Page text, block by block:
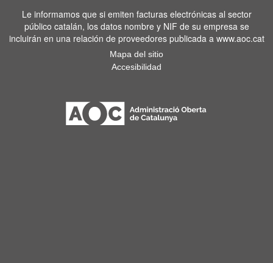
Le informamos que si emiten facturas electrónicas al sector
público catalán, los datos nombre y NIF de su empresa se
incluirán en una relación de proveedores publicada a www.aoc.cat
Mapa del sitio
Accesibilidad